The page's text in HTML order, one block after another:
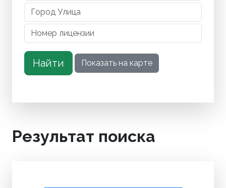
Результат поиска